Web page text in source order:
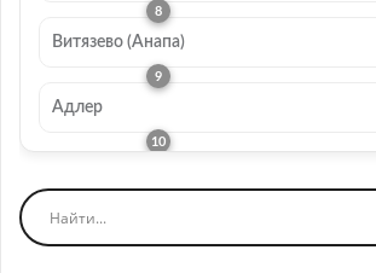
Витязево (Анапа)
Адлер